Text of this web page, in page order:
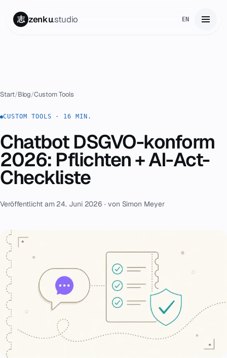
志 zenku.studio EN
02Leistungen
03Zenku Complete
04Projekte
05Preise
07 Notfall
08 English
hello@zenku.studio
Start/Blog/Custom Tools
CUSTOM TOOLS · 16 MIN.
Chatbot DSGVO-konform
2026: Pflichten + AI-Act-
Checkliste
Veröffentlicht am 24. Juni 2026 · von Simon Meyer